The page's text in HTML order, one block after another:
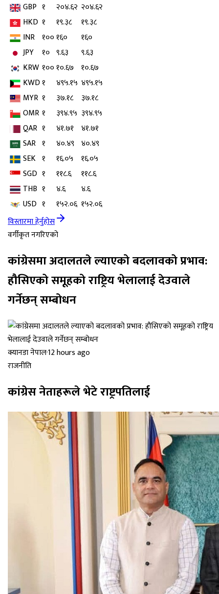
GBP १ २०४.६२ २०४.६२
HKD १ १९.३८
१९.३८
INR १००१६०
१६०
JPY
१० ९.६३
९.६३
KRW १००१०.६७ १०.६७
KWD१ ४९५.१५ ४९५.१५
MYR १ ३७.१८
३७.१८
OMR १ ३९४.९५ ३९४.९५
QAR १ ४१.७१
४१.७१
SAR १ ४०.४९ ४०.४९
SEK १ १६.०५
१६.०५
SGD १ ११८.६
११८.६
THB १ ४.६
४.६
USD १ १५२.०६ १५२.०६
विस्तारमा हेर्नुहोस
वर्गीकृत नगरिएको
कांग्रेसमा अदालतले ल्याएको बदलावको प्रभाव:
हौसिएको समूहको राष्ट्रिय भेलालाई देउवाले
गर्नेछन् सम्बोधन
क्यानडा नेपाल·12 hours ago
राजनीति
कांग्रेस नेताहरूले भेटे राष्ट्रपतिलाई